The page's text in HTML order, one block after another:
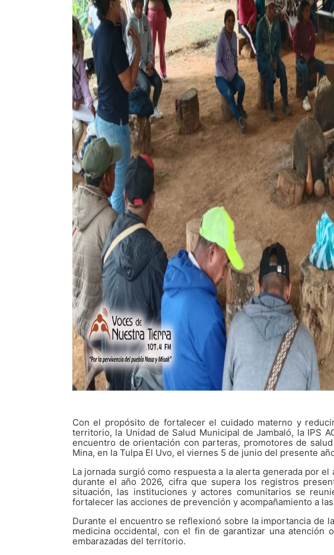
Con el propósito de fortalecer el cuidado materno y
territorio, la Unidad de Salud Municipal de Jambaló, la IPS
encuentro de orientación con parteras, promotores de
Mina, en la Tulpa El Uvo, el viernes 5 de junio del presente
La jornada surgió como respuesta a la alerta generada por
durante el año 2026, cifra que supera los registros
situación, las instituciones y actores comunitarios se
fortalecer las acciones de prevención y acompañamiento a
Durante el encuentro se reflexionó sobre la importancia de
medicina occidental, con el fin de garantizar una atención
embarazadas del territorio.